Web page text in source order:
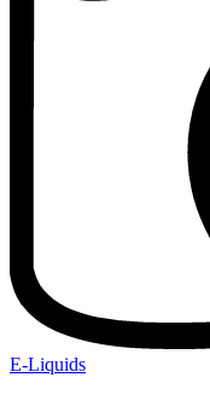
E-Liquids